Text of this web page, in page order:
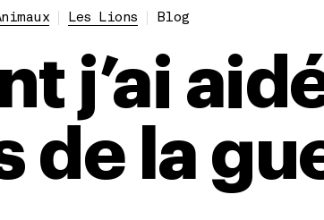
Les Lions Blog
j’ai
de la